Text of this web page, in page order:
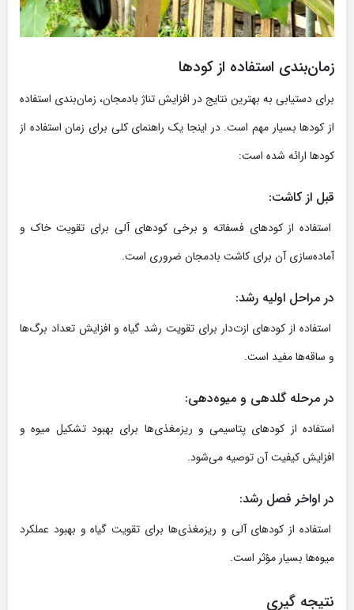
زمان‌بندی استفاده از کودها
برای دستیابی به بهترین نتایج در افزایش تناژ بادمجان، زمان‌بندی استفاده
از کودها بسیار مهم است. در اینجا یک راهنمای کلی برای زمان استفاده از
کودها ارائه شده است:
قبل از کاشت:
استفاده از کودهای فسفاته و برخی کودهای آلی برای تقویت خاک و
آماده‌سازی آن برای کاشت بادمجان ضروری است.
در مراحل اولیه رشد:
استفاده از کودهای ازت‌دار برای تقویت رشد گیاه و افزایش تعداد برگ‌ها
و ساقه‌ها مفید است.
در مرحله گلدهی و میوه‌دهی:
استفاده از کودهای پتاسیمی و ریزمغذی‌ها برای بهبود تشکیل میوه و
افزایش کیفیت آن توصیه می‌شود.
در اواخر فصل رشد:
استفاده از کودهای آلی و ریزمغذی‌ها برای تقویت گیاه و بهبود عملکرد
میوه‌ها بسیار مؤثر است.
نتیجه‌ گیری